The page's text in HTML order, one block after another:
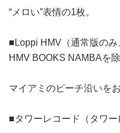
“メロい”表情の1枚。
■Loppi HMV（通常版のみ
HMV BOOKS NAMBAを除
マイアミのビーチ沿いを
■タワーレコード（タワー